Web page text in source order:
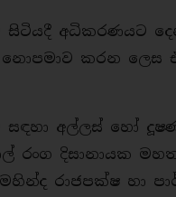
අධිකරණයට
කරන ලෙස
සඳහා අල්ලස් හෝ
රංග දිසානායක
රාජපක්ෂ හා